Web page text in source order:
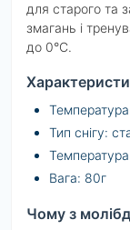
для старого та
змагань і
до 0°C.
Тип снігу:
Вага: 80г
Чому з